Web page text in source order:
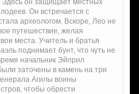
Он встречается с
археологом. Вскоре, Лео не
путешествие, желая
места. Учитель и братья
поднимает бунт, что чуть не
начальник Эйприл
заточены в камень на три
Агилы воины
чтобы обрести